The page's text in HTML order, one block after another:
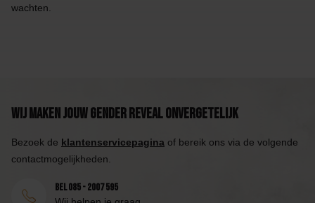
wachten.
Wij maken jouw Gender Reveal onvergetelijk
Bezoek de klantenservicepagina of bereik ons via de volgende
contactmogelijkheden.
Bel 085 - 2007 595